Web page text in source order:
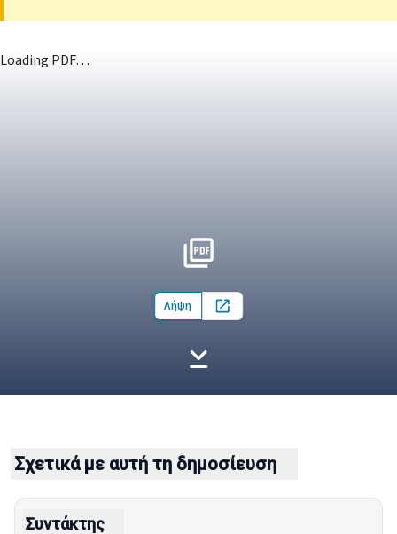
Loading PDF…
Λήψη Open in new tab
Σχετικά με αυτή τη δημοσίευση
Συντάκτης